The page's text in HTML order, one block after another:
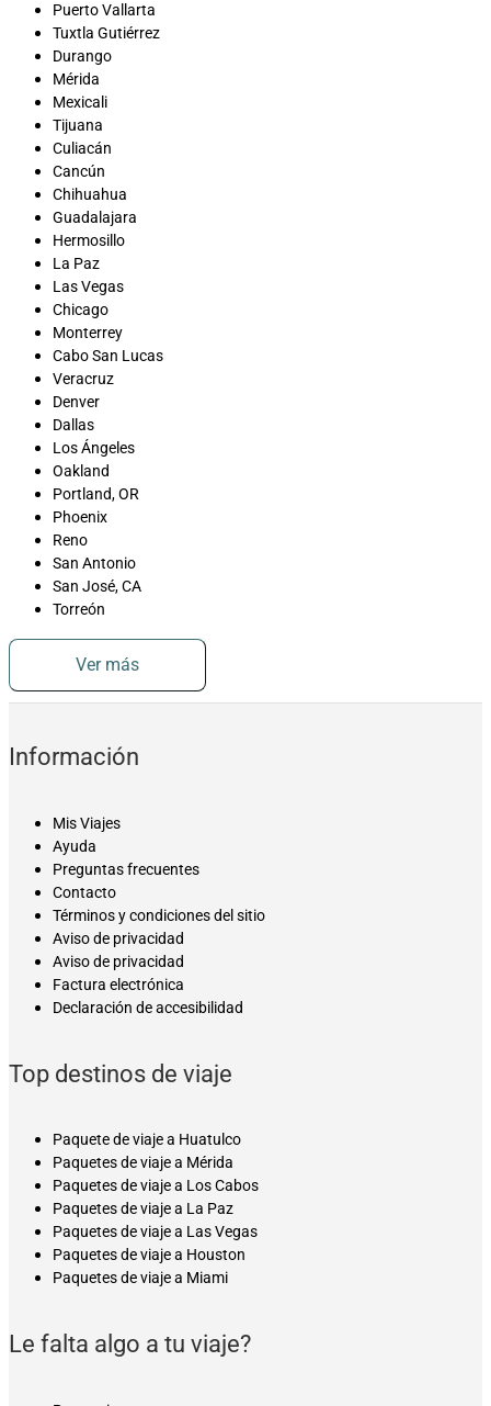
Puerto Vallarta
Tuxtla Gutiérrez
Durango
Mérida
Mexicali
Tijuana
Culiacán
Cancún
Chihuahua
Guadalajara
Hermosillo
La Paz
Las Vegas
Chicago
Monterrey
Cabo San Lucas
Veracruz
Denver
Dallas
Los Ángeles
Oakland
Portland, OR
Phoenix
Reno
San Antonio
San José, CA
Torreón
Ver más
Información
Mis Viajes
Ayuda
Preguntas frecuentes
Contacto
Términos y condiciones del sitio
Aviso de privacidad
Aviso de privacidad
Factura electrónica
Declaración de accesibilidad
Top destinos de viaje
Paquete de viaje a Huatulco
Paquetes de viaje a Mérida
Paquetes de viaje a Los Cabos
Paquetes de viaje a La Paz
Paquetes de viaje a Las Vegas
Paquetes de viaje a Houston
Paquetes de viaje a Miami
Le falta algo a tu viaje?